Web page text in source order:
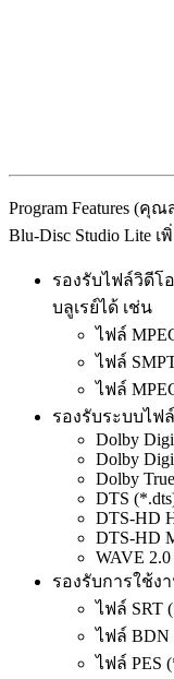
Program Features (
Blu-Disc Studio Lite เ
รองรับไฟล์วิดีโ
บลูเรย์ได้ เช่น
ไฟล์
ไฟล์
ไฟล์
รองรับระบบไฟ
Dolby
Dolby
Dolby
DTS
DTS-HD
DTS-HD
WAVE
รองรับการใช้ง
ไฟล์ SRT
ไฟล์ BDN
ไฟล์ PES